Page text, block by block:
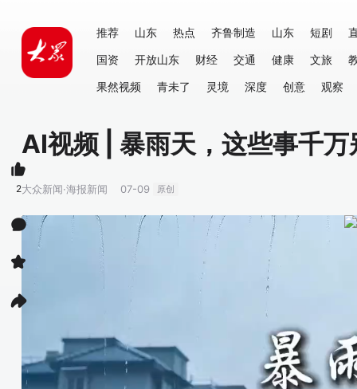
推荐 山东 热点 齐鲁制造 山东 短剧
国资
开放山东 财经 交通 健康 文旅
果然视频
青未了 灵境 深度 创意 观察
AI视频 | 暴雨天，这些事千万
大众新闻·海报新闻 07-09 原创
2